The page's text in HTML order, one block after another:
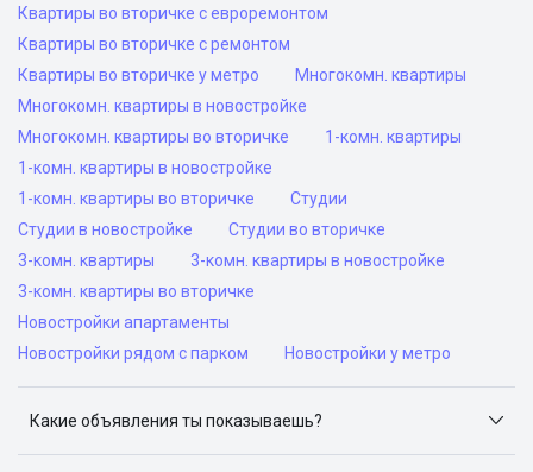
Квартиры во вторичке с евроремонтом
Квартиры во вторичке с ремонтом
Квартиры во вторичке у метро
Многокомн. квартиры
Многокомн. квартиры в новостройке
Многокомн. квартиры во вторичке
1-комн. квартиры
1-комн. квартиры в новостройке
1-комн. квартиры во вторичке
Студии
Студии в новостройке
Студии во вторичке
3-комн. квартиры
3-комн. квартиры в новостройке
3-комн. квартиры во вторичке
Новостройки апартаменты
Новостройки рядом с парком
Новостройки у метро
Какие объявления ты показываешь?